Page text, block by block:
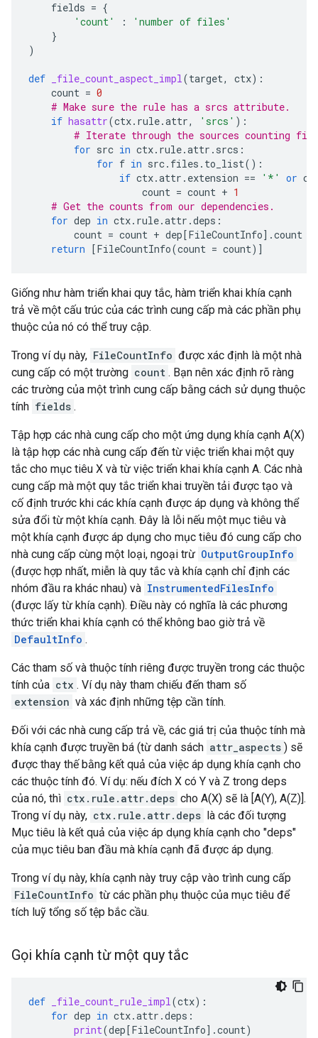
fields = {
'count'
:
'number of files'
}
)
def _file_count_aspect_impl(target, ctx):
count = 0
# Make sure the rule has a srcs attribute.
if hasattr(ctx. rule.attr, 'srcs' ):
# Iterate through the sources counting
for src in ctx. rule.attr . srcs :
for f in src. files . to_list():
if ctx.attr . extension == '*' or
count = count + 1
# Get the counts from our dependencies.
for dep in ctx. rule.attr .deps :
count = count + dep [FileCountInfo] .count
return
[FileCountInfo(count = count)]
Giống như hàm triển khai quy tắc, hàm triển khai khía cạnh
trả về một cấu trúc của các trình cung cấp mà các phần phụ
thuộc của nó có thể truy cập.
Trong ví dụ này, FileCountInfo được xác định là một nhà
cung cấp có một trường count . Bạn nên xác định rõ ràng
các trường của một trình cung cấp bằng cách sử dụng thuộc
tính fields .
Tập hợp các nhà cung cấp cho một ứng dụng khía cạnh A(X)
là tập hợp các nhà cung cấp đến từ việc triển khai một quy
tắc cho mục tiêu X và từ việc triển khai khía cạnh A. Các nhà
cung cấp mà một quy tắc triển khai truyền tải được tạo và
cố định trước khi các khía cạnh được áp dụng và không thể
sửa đổi từ một khía cạnh. Đây là lỗi nếu một mục tiêu và
một khía cạnh được áp dụng cho mục tiêu đó cung cấp cho
nhà cung cấp cùng một loại, ngoại trừ OutputGroupInfo
(được hợp nhất, miễn là quy tắc và khía cạnh chỉ định các
nhóm đầu ra khác nhau) và InstrumentedFilesInfo
(được lấy từ khía cạnh). Điều này có nghĩa là các phương
thức triển khai khía cạnh có thể không bao giờ trả về
DefaultInfo .
Các tham số và thuộc tính riêng được truyền trong các thuộc
tính của ctx . Ví dụ này tham chiếu đến tham số
extension và xác định những tệp cần tính.
Đối với các nhà cung cấp trả về, các giá trị của thuộc tính mà
khía cạnh được truyền bá (từ danh sách attr_aspects ) sẽ
được thay thế bằng kết quả của việc áp dụng khía cạnh cho
các thuộc tính đó. Ví dụ: nếu đích X có Y và Z trong deps
của nó, thì ctx.rule.attr.deps cho A(X) sẽ là [A(Y), A(Z)].
Trong ví dụ này, ctx.rule.attr.deps
là các đối tượng
Mục tiêu là kết quả của việc áp dụng khía cạnh cho "deps"
của mục tiêu ban đầu mà khía cạnh đã được áp dụng.
Trong ví dụ này, khía cạnh này truy cập vào trình cung cấp
FileCountInfo từ các phần phụ thuộc của mục tiêu để
tích luỹ tổng số tệp bắc cầu.
Gọi khía cạnh từ một quy tắc
def _file_count_rule_impl(ctx):
for dep in ctx.attr .deps :
print(dep [FileCountInfo] .count)